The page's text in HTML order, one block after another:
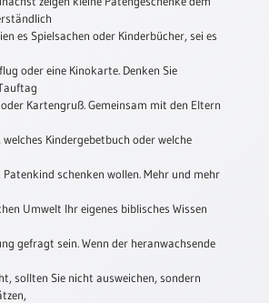
es Spielsachen oder Kinderbücher, sei es
oder eine Kinokarte. Denken Sie
Kartengruß. Gemeinsam mit den Eltern
Kindergebetbuch oder welche
schenken wollen. Mehr und mehr
Umwelt Ihr eigenes biblisches Wissen
gefragt sein. Wenn der heranwachsende
sollten Sie nicht ausweichen, sondern